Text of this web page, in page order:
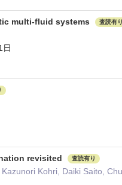
multi-fluid systems 査読有り
日
revisited 査読有り
Kohri, Daiki Saito,